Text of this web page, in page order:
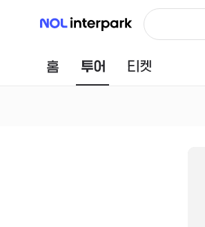
NOL 인터파크
홈 투어